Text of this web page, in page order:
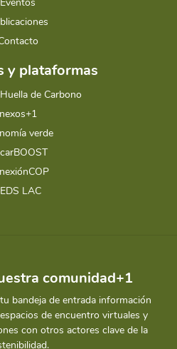
Eventos
y plataformas
de Carbono
nexos+1
verde
LAC
comunidad+1
bandeja de entrada información
de encuentro virtuales y
con otros actores clave de la